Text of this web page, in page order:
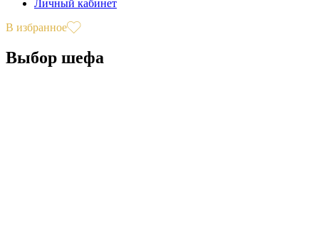
Личный кабинет
В избранное
Выбор шефа